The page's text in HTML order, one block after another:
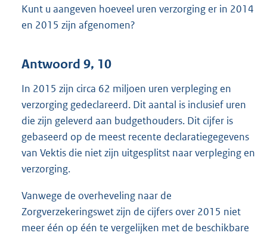
Kunt u aangeven hoeveel uren verzorging er in 2014
en 2015 zijn afgenomen?
Antwoord 9, 10
In 2015 zijn circa 62 miljoen uren verpleging en
verzorging gedeclareerd. Dit aantal is inclusief uren
die zijn geleverd aan budgethouders. Dit cijfer is
gebaseerd op de meest recente declaratiegegevens
van Vektis die niet zijn uitgesplitst naar verpleging en
verzorging.
Vanwege de overheveling naar de
Zorgverzekeringswet zijn de cijfers over 2015 niet
meer één op één te vergelijken met de beschikbare